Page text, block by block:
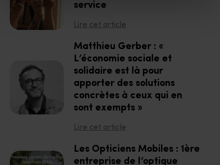
service
Lire cet article
Matthieu Gerber : «
L’économie sociale et
solidaire est là pour
apporter des solutions
concrètes à ceux qui en
sont exempts »
Lire cet article
Les Opticiens Mobiles : 1ère
entreprise de l’optique